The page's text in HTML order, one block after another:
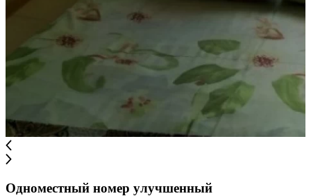
Одноместный номер улучшенный